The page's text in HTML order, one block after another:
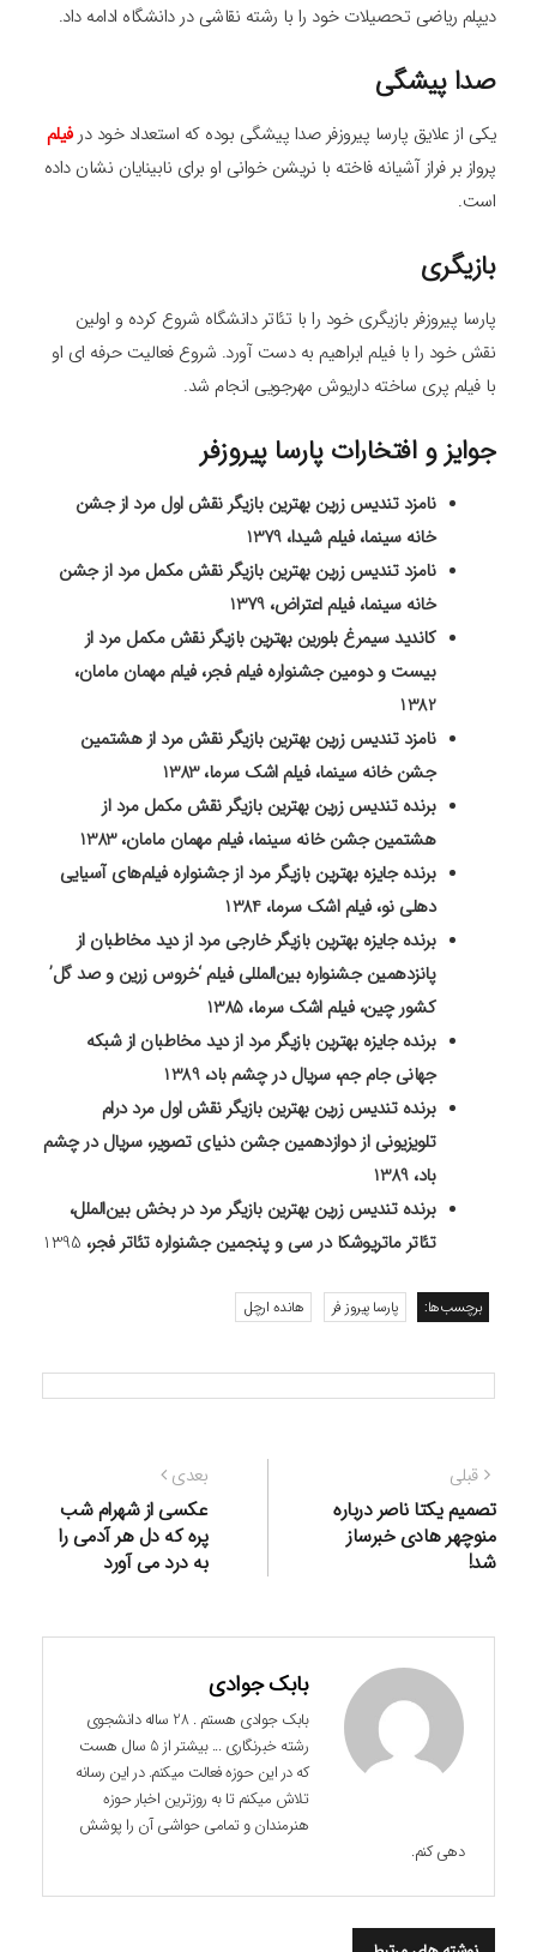
دیپلم ریاضی تحصیلات خود را با رشته نقاشی در دانشگاه ادامه داد.
صدا پیشگی
یکی از علایق پارسا پیروزفر صدا پیشگی بوده که استعداد خود درفیلم
پرواز بر فراز آشیانه فاخته با نریشن خوانی او برای نابینایان نشان داده
است.
بازیگری
پارسا پیروزفر بازیگری خود را با تئاتر دانشگاه شروع کرده و اولین
نقش خود را با فیلم ابراهیم به دست آورد. شروع فعالیت حرفه ای او
با فیلم پری ساخته داریوش مهرجویی انجام شد.
جوایز و افتخارات پارسا پیروزفر
نامزد تندیس زرین بهترین بازیگر نقش اول مرد از جشن
خانه سینما، فیلم شیدا، 1379
نامزد تندیس زرین بهترین بازیگر نقش مکمل مرد از جشن
خانه سینما، فیلم اعتراض، 1379
کاندید سیمرغ بلورین بهترین بازیگر نقش مکمل مرد از
بیست و دومین جشنواره فیلم فجر، فیلم مهمان مامان،
1382
نامزد تندیس زرین بهترین بازیگر نقش مرد از هشتمین
جشن خانه سینما، فیلم اشک سرما، 1383
برنده تندیس زرین بهترین بازیگر نقش مکمل مرد از
هشتمین جشن خانه سینما، فیلم مهمان مامان، 1383
برنده جایزه بهترین بازیگر مرد از جشنواره فیلم‌های آسیایی
دهلی نو، فیلم اشک سرما، 1384
برنده جایزه بهترین بازیگر خارجی مرد از دید مخاطبان از
پانزدهمین جشنواره بین‌المللی فیلم ‘خروس زرین و صد گل’
کشور چین، فیلم اشک سرما، 1385
برنده جایزه بهترین بازیگر مرد از دید مخاطبان از شبکه
جهانی جام جم، سریال در چشم باد، 1389
برنده تندیس زرین بهترین بازیگر نقش اول مرد درام
تلویزیونی از دوازدهمین جشن دنیای تصویر، سریال در چشم
باد، 1389
برنده تندیس زرین بهترین بازیگر مرد در بخش بین‌الملل،
تئاتر ماتریوشکا در سی و پنجمین جشنواره تئاتر فجر،
برچسب‌ها: پارسا پیروز فر هانده ارچل
راهبری
نوشته
قبلی
قبلی:
تصمیم یکتا ناصر درباره
منوچهر هادی خبرساز
شد!
بعدی
بعدی:
عکسی از شهرام شب
پره که دل هر آدمی را
به درد می آورد
بابک جوادی
بابک جوادی هستم . 28 ساله دانشجوی
رشته خبرنگاری ... بیشتر از 5 سال هست
که در این حوزه فعالت میکنم. در این رسانه
تلاش میکنم تا به روزترین اخبار حوزه
هنرمندان و تمامی حواشی آن را پوشش
دهی کنم.